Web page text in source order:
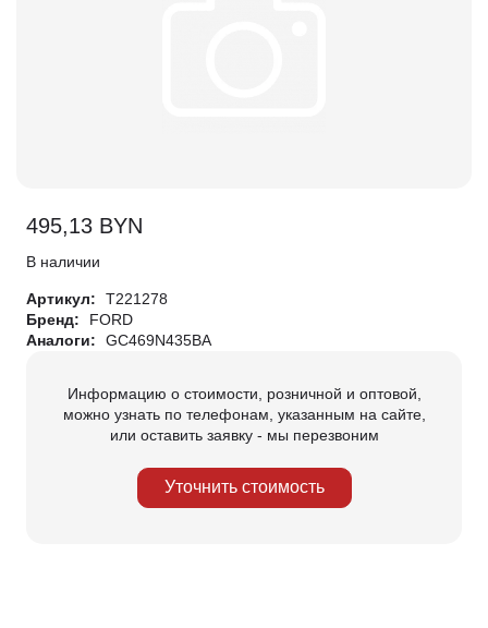
495,13 BYN
В наличии
Артикул:
T221278
Бренд:
FORD
Аналоги:
GC469N435BA
Информацию о стоимости, розничной и оптовой,
можно узнать по телефонам, указанным на сайте,
или оставить заявку - мы перезвоним
Уточнить стоимость